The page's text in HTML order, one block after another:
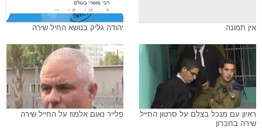
אין תמונה יהודה גליק בנושא החיל שירה
ראיון עם מנכל בצלם על סרטון החייל
שירה בחברון
פלייר נאום אלמוז על החייל שירה